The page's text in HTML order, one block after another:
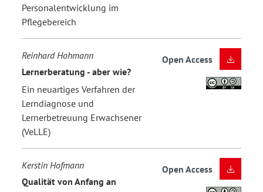
Personalentwicklung im
Pflegebereich
Reinhard Hohmann
Lernerberatung - aber wie?
Ein neuartiges Verfahren der
Lerndiagnose und
Lernerbetreuung Erwachsener
(VeLLE)
Open Access
Kerstin Hofmann
Qualität von Anfang an
Open Access